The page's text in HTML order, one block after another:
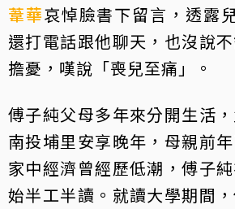
葦華哀悼臉書下留言，透露
還打電話跟他聊天，也沒說
擔憂，嘆說「喪兒至痛」。
傅子純父母多年來分開生活
南投埔里安享晚年，母親前
家中經濟曾經歷低潮，傅子
始半工半讀。就讀大學期間